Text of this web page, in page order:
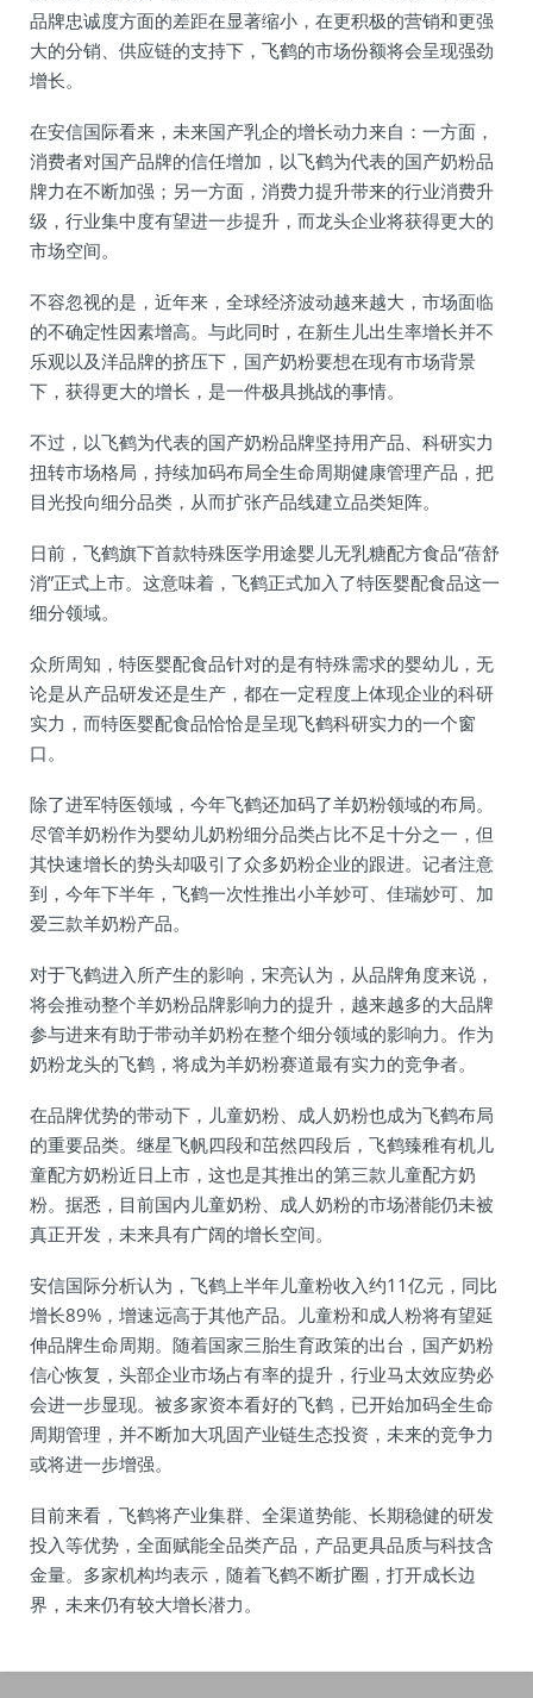
品牌忠诚度方面的差距在显著缩小，在更积极的营销和更强
大的分销、供应链的支持下，飞鹤的市场份额将会呈现强劲
增长。
在安信国际看来，未来国产乳企的增长动力来自：一方面，
消费者对国产品牌的信任增加，以飞鹤为代表的国产奶粉品
牌力在不断加强；另一方面，消费力提升带来的行业消费升
级，行业集中度有望进一步提升，而龙头企业将获得更大的
市场空间。
不容忽视的是，近年来，全球经济波动越来越大，市场面临
的不确定性因素增高。与此同时，在新生儿出生率增长并不
乐观以及洋品牌的挤压下，国产奶粉要想在现有市场背景
下，获得更大的增长，是一件极具挑战的事情。
不过，以飞鹤为代表的国产奶粉品牌坚持用产品、科研实力
扭转市场格局，持续加码布局全生命周期健康管理产品，把
目光投向细分品类，从而扩张产品线建立品类矩阵。
日前，飞鹤旗下首款特殊医学用途婴儿无乳糖配方食品“蓓舒
消”正式上市。这意味着，飞鹤正式加入了特医婴配食品这一
细分领域。
众所周知，特医婴配食品针对的是有特殊需求的婴幼儿，无
论是从产品研发还是生产，都在一定程度上体现企业的科研
实力，而特医婴配食品恰恰是呈现飞鹤科研实力的一个窗
口。
除了进军特医领域，今年飞鹤还加码了羊奶粉领域的布局。
尽管羊奶粉作为婴幼儿奶粉细分品类占比不足十分之一，但
其快速增长的势头却吸引了众多奶粉企业的跟进。记者注意
到，今年下半年，飞鹤一次性推出小羊妙可、佳瑞妙可、加
爱三款羊奶粉产品。
对于飞鹤进入所产生的影响，宋亮认为，从品牌角度来说，
将会推动整个羊奶粉品牌影响力的提升，越来越多的大品牌
参与进来有助于带动羊奶粉在整个细分领域的影响力。作为
奶粉龙头的飞鹤，将成为羊奶粉赛道最有实力的竞争者。
在品牌优势的带动下，儿童奶粉、成人奶粉也成为飞鹤布局
的重要品类。继星飞帆四段和茁然四段后，飞鹤臻稚有机儿
童配方奶粉近日上市，这也是其推出的第三款儿童配方奶
粉。据悉，目前国内儿童奶粉、成人奶粉的市场潜能仍未被
真正开发，未来具有广阔的增长空间。
安信国际分析认为，飞鹤上半年儿童粉收入约11亿元，同比
增长89%，增速远高于其他产品。儿童粉和成人粉将有望延
伸品牌生命周期。随着国家三胎生育政策的出台，国产奶粉
信心恢复，头部企业市场占有率的提升，行业马太效应势必
会进一步显现。被多家资本看好的飞鹤，已开始加码全生命
周期管理，并不断加大巩固产业链生态投资，未来的竞争力
或将进一步增强。
目前来看，飞鹤将产业集群、全渠道势能、长期稳健的研发
投入等优势，全面赋能全品类产品，产品更具品质与科技含
金量。多家机构均表示，随着飞鹤不断扩圈，打开成长边
界，未来仍有较大增长潜力。